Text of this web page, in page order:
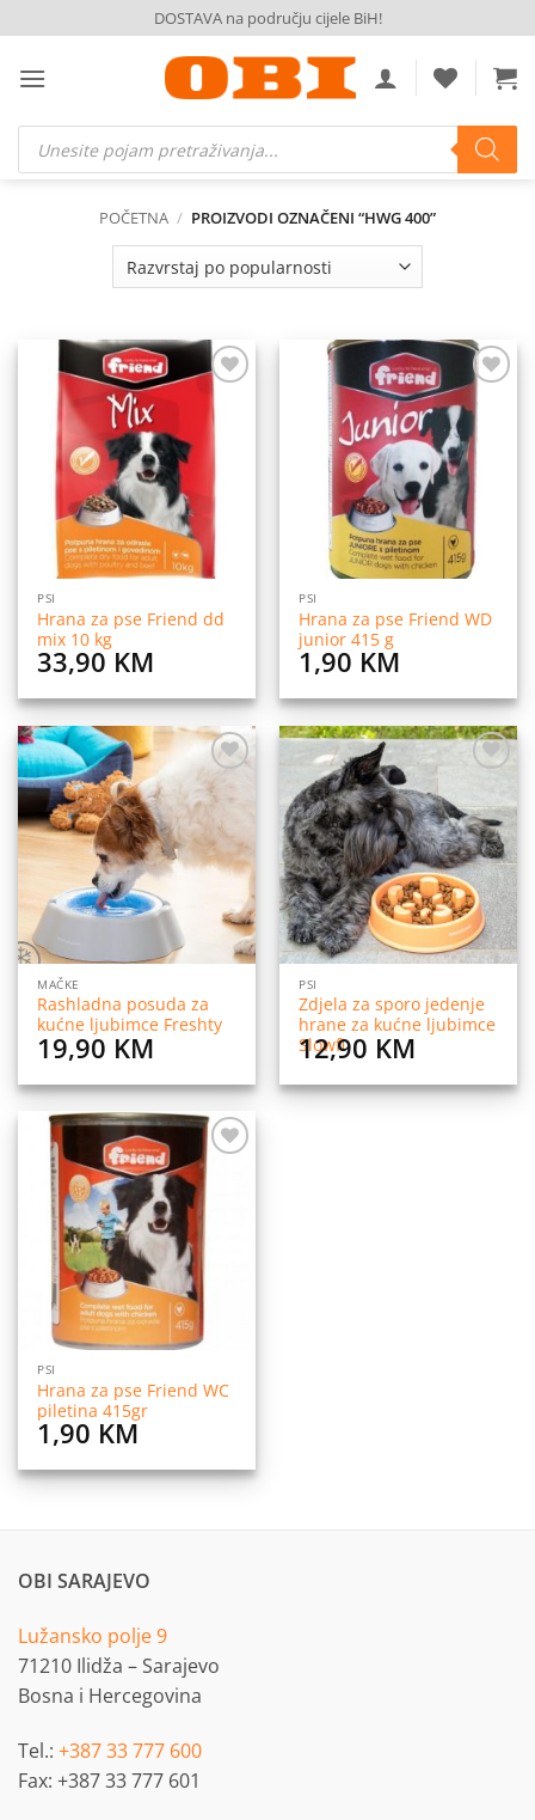
to
content
DOSTAVA na području cijele BiH!
Products
search
POČETNA / PROIZVODI OZNAČENI “HWG 400”
Dodaj
PSI
Hrana za pse Friend dd
mix 10 kg
33,90KM
Dodaj
listu
želja
PSI
Hrana za pse Friend WD
junior 415 g
1,90 KM
Dodaj
na
listu
želja
MAČKE
Rashladna posuda za
kućne ljubimce Freshty
19,90 KM
na
listu
želja
PSI
Zdjela za sporo jedenje
hrane za kućne ljubimce
Slowfi
12,90 KM
Dodaj
PSI
Hrana za pse Friend WC
piletina 415gr
1,90 KM
OBI SARAJEVO
Lužansko polje 9
71210 Ilidža – Sarajevo
Bosna i Hercegovina
Tel.: +387 33 777 600
Fax: +387 33 777 601